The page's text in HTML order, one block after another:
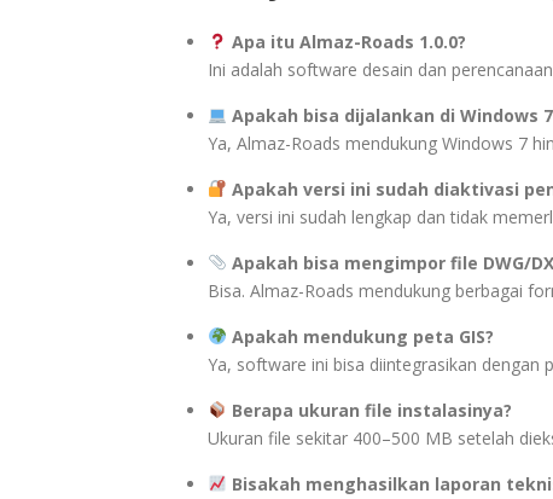
Apa itu Almaz-Roads 1.0.0?
Ini adalah software desain dan
Apakah bisa dijalankan di Windows
Ya, Almaz-Roads mendukung Windows 7
Apakah versi ini sudah diaktivasi
Ya, versi ini sudah lengkap dan tidak
Apakah bisa mengimpor file DWG/
Bisa. Almaz-Roads mendukung berbagai
Apakah mendukung peta GIS?
Ya, software ini bisa diintegrasikan dengan
Berapa ukuran file instalasinya?
Ukuran file sekitar 400–500 MB setelah
Bisakah menghasilkan laporan